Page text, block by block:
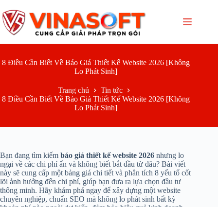
đến
phần
nội
8 Điều Cần Biết Về Báo Giá Thiết Kế Website 2026 [Không
Lo Phát Sinh]
Trang chủ
Tin tức
8 Điều Cần Biết Về Báo Giá Thiết Kế Website 2026 [Không
Lo Phát Sinh]
Bạn đang tìm kiếm báo giá thiết kế website 2026 nhưng lo
ngại về các chi phí ẩn và không biết bắt đầu từ đâu? Bài viết
này sẽ cung cấp một bảng giá chi tiết và phân tích 8 yếu tố cốt
lõi ảnh hưởng đến chi phí, giúp bạn đưa ra lựa chọn đầu tư
thông minh. Hãy khám phá ngay để xây dựng một website
chuyên nghiệp, chuẩn SEO mà không lo phát sinh bất kỳ